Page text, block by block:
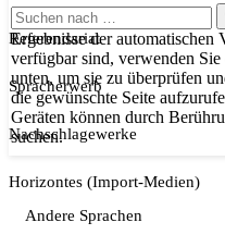
Suchen
nach …
Ergebnisse der automatischen
verfügbar sind, verwenden
unten, um sie zu überprüfen
die gewünschte Seite
Geräten können durch
suchen.
Referendariat
Spracherwerb
Nachschlagewerke
Horizontes (Import-Medien)
Andere Sprachen